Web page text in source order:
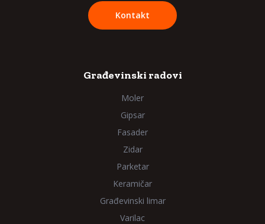
Kontakt
Građevinski radovi
Moler
Gipsar
Fasader
Zidar
Parketar
Keramičar
Građevinski limar
Varilac